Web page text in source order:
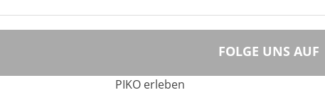
FOLGE UNS AUF
PIKO erleben